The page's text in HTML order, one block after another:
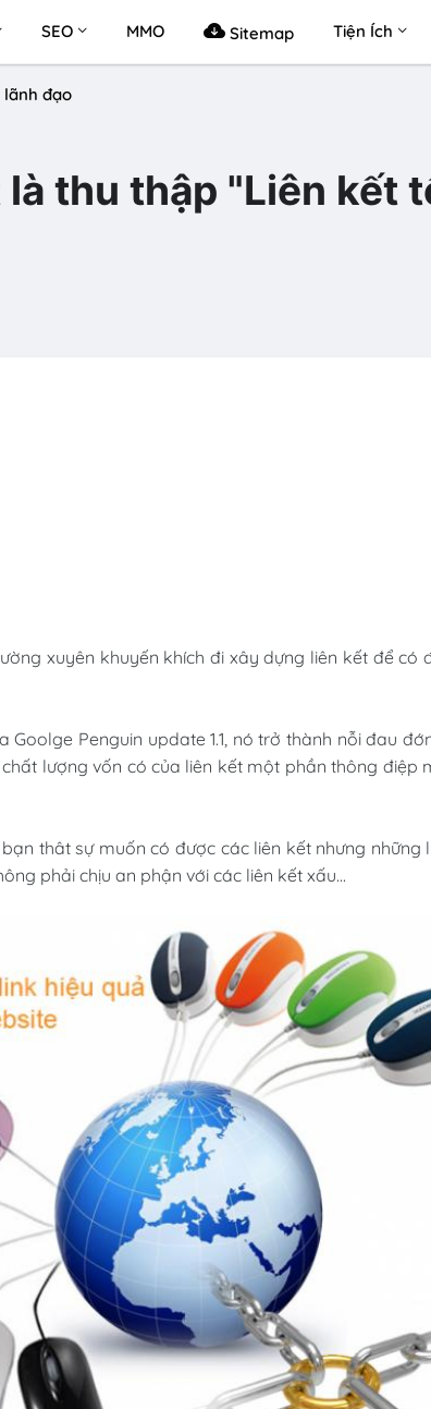
SEO MMO Sitemap Tiện Ích
lãnh đạo
thu thập "Liên kết
xuyên khuyến khích đi xây dựng liên kết để có
Goolge Penguin update 1.1, nó trở thành nỗi đau
lượng vốn có của liên kết một phần thông điệp
thât sự muốn có được các liên kết nhưng
phải chịu an phận với các liên kết xấu...